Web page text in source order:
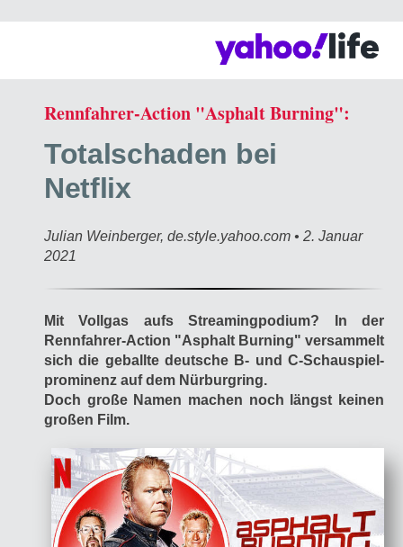
Rennfahrer-Action "Asphalt Burning":
Totalschaden bei
Netflix
Julian Weinberger, de.style.yahoo.com • 2. Januar
2021
Mit Vollgas aufs Streamingpodium? In der
Rennfahrer-Action "Asphalt Burning" versammelt
sich die geballte deutsche B- und C-Schauspiel­
prominenz auf dem Nürburgring.
Doch große Namen machen noch längst keinen
großen Film.